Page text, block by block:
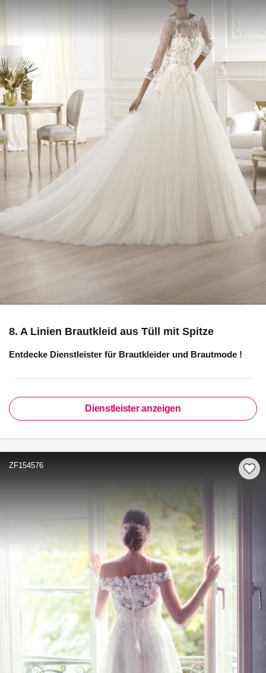
8. A Linien Brautkleid aus Tüll mit Spitze
Entdecke Dienstleister für Brautkleider und Brautmode !
Dienstleister anzeigen
ZF154576